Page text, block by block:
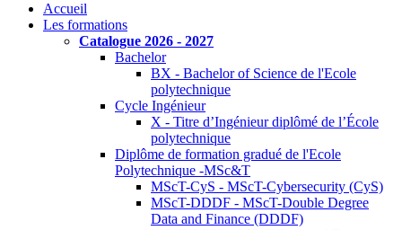
Accueil
Les formations
Catalogue 2026 - 2027
Bachelor
BX - Bachelor of Science de l'Ecole
polytechnique
Cycle Ingénieur
X - Titre d’Ingénieur diplômé de l’École
polytechnique
Diplôme de formation gradué de l'Ecole
Polytechnique -MSc&T
MScT-CyS - MScT-Cybersecurity (CyS)
MScT-DDDF - MScT-Double Degree
Data and Finance (DDDF)